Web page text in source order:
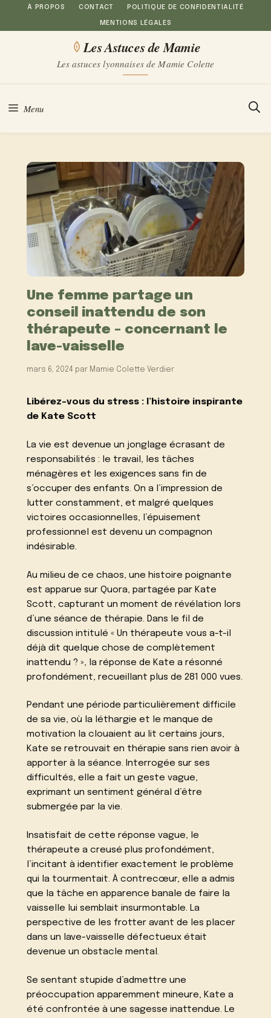
Aller
au
À PROPOS CONTACT POLITIQUE DE CONFIDENTIALITÉ
MENTIONS LÉGALES
Les Astuces de Mamie
Les astuces lyonnaises de Mamie Colette
Menu
Une femme partage un
conseil inattendu de son
thérapeute – concernant le
lave-vaisselle
mars 6, 2024 par Mamie Colette Verdier
Libérez-vous du stress : l’histoire inspirante
de Kate Scott
La vie est devenue un jonglage écrasant de
responsabilités : le travail, les tâches
ménagères et les exigences sans fin de
s’occuper des enfants. On a l’impression de
lutter constamment, et malgré quelques
victoires occasionnelles, l’épuisement
professionnel est devenu un compagnon
indésirable.
Au milieu de ce chaos, une histoire poignante
est apparue sur Quora, partagée par Kate
Scott, capturant un moment de révélation lors
d’une séance de thérapie. Dans le fil de
discussion intitulé « Un thérapeute vous a-t-il
déjà dit quelque chose de complètement
inattendu ? », la réponse de Kate a résonné
profondément, recueillant plus de 281 000 vues.
Pendant une période particulièrement difficile
de sa vie, où la léthargie et le manque de
motivation la clouaient au lit certains jours,
Kate se retrouvait en thérapie sans rien avoir à
apporter à la séance. Interrogée sur ses
difficultés, elle a fait un geste vague,
exprimant un sentiment général d’être
submergée par la vie.
Insatisfait de cette réponse vague, le
thérapeute a creusé plus profondément,
l’incitant à identifier exactement le problème
qui la tourmentait. À contrecœur, elle a admis
que la tâche en apparence banale de faire la
vaisselle lui semblait insurmontable. La
perspective de les frotter avant de les placer
dans un lave-vaisselle défectueux était
devenue un obstacle mental.
Se sentant stupide d’admettre une
préoccupation apparemment mineure, Kate a
été confrontée à une sagesse inattendue. Le